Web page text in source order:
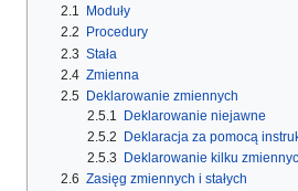
2.1
Moduły
2.2
Procedury
2.3
Stała
2.4 Zmienna
2.5 Deklarowanie zmiennych
2.5.1
Deklarowanie niejawne
2.5.2
Deklaracja za pomocą
2.5.3
Deklarowanie kilku
2.6 Zasięg zmiennych i stałych